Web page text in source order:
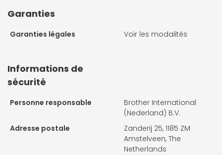
Garanties
Garanties légales Voir les modalités
Informations de
sécurité
Personne responsable
Brother International
(Nederland) B.V.
Adresse postale
Zanderij 25, 1185 ZM
Amstelveen, The
Netherlands